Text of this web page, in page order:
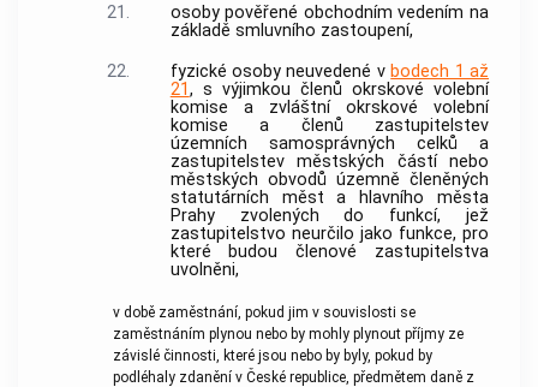
21.
osoby pověřené obchodním vedením na
základě smluvního zastoupení,
22.
fyzické osoby neuvedené v bodech 1 až
21, s výjimkou členů okrskové volební
komise a zvláštní okrskové volební
komise a členů zastupitelstev
územních samosprávných celků a
zastupitelstev městských částí nebo
městských obvodů územně členěných
statutárních měst a hlavního města
Prahy zvolených do funkcí, jež
zastupitelstvo neurčilo jako funkce, pro
které budou členové zastupitelstva
uvolněni,
v době zaměstnání, pokud jim v souvislosti se
zaměstnáním plynou nebo by mohly plynout příjmy ze
závislé činnosti, které jsou nebo by byly, pokud by
podléhaly zdanění v České republice, předmětem daně z